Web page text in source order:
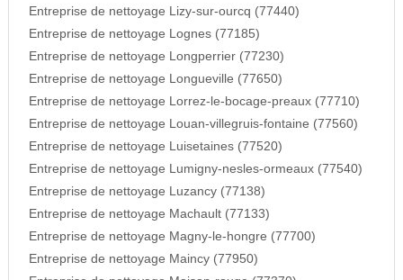
Entreprise de nettoyage Lizy-sur-ourcq (77440)
Entreprise de nettoyage Lognes (77185)
Entreprise de nettoyage Longperrier (77230)
Entreprise de nettoyage Longueville (77650)
Entreprise de nettoyage Lorrez-le-bocage-preaux (77710)
Entreprise de nettoyage Louan-villegruis-fontaine (77560)
Entreprise de nettoyage Luisetaines (77520)
Entreprise de nettoyage Lumigny-nesles-ormeaux (77540)
Entreprise de nettoyage Luzancy (77138)
Entreprise de nettoyage Machault (77133)
Entreprise de nettoyage Magny-le-hongre (77700)
Entreprise de nettoyage Maincy (77950)